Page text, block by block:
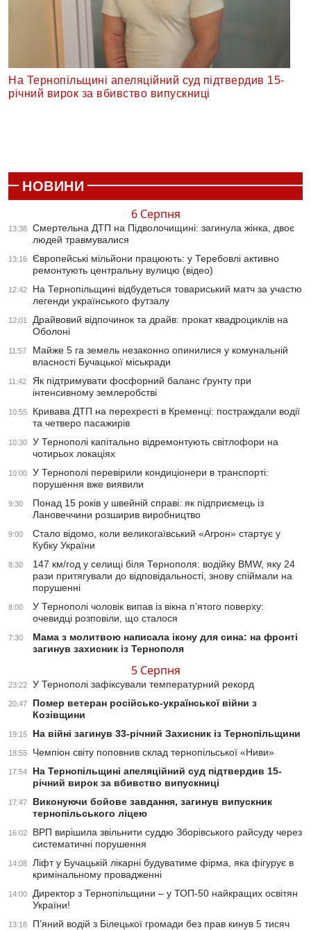
На Тернопільщині апеляційний суд підтвердив 15-
річний вирок за вбивство випускниці
НОВИНИ
6 Серпня
13:38
Смертельна ДТП на Підволочищині: загинула жінка, двоє
людей травмувалися
13:16
Європейські мільйони працюють: у Теребовлі активно
ремонтують центральну вулицю (відео)
12:42
На Тернопільщині відбудеться товариський матч за участю
легенди українського футзалу
12:01
Драйвовий відпочинок та драйв: прокат квадроциклів на
Оболоні
11:57
Майже 5 га земель незаконно опинилися у комунальній
власності Бучацької міськради
11:42
Як підтримувати фосфорний баланс ґрунту при
інтенсивному землеробстві
10:55
Кривава ДТП на перехресті в Кременці: постраждали водії
та четверо пасажирів
10:30
У Тернополі капітально відремонтують світлофори на
чотирьох локаціях
10:00
У Тернополі перевірили кондиціонери в транспорті:
порушення вже виявили
9:30
Понад 15 років у швейній справі: як підприємець із
Лановеччини розширив виробництво
9:00
Стало відомо, коли великогаївський «Агрон» стартує у
Кубку України
8:30
147 км/год у селищі біля Тернополя: водійку BMW, яку 24
рази притягували до відповідальності, знову спіймали на
порушенні
8:00
У Тернополі чоловік випав із вікна п’ятого поверху:
очевидці розповіли, що сталося
7:30
Мама з молитвою написала ікону для сина: на фронті
загинув захисник із Тернополя
5 Серпня
23:22 У Тернополі зафіксували температурний рекорд
20:47
Помер ветеран російсько-української війни з
Козівщини
19:15 На війні загинув 33-річний Захисник із Тернопільщини
18:55 Чемпіон світу поповнив склад тернопільської «Ниви»
17:54
На Тернопільщині апеляційний суд підтвердив 15-
річний вирок за вбивство випускниці
17:47
Виконуючи бойове завдання, загинув випускник
тернопільського ліцею
16:02
ВРП вирішила звільнити суддю Зборівського райсуду через
систематичні порушення
14:08
Ліфт у Бучацькій лікарні будуватиме фірма, яка фігурує в
кримінальному провадженні
14:00
Директор з Тернопільщини – у ТОП-50 найкращих освітян
України!
13:18 П’яний водій з Білецької громади без прав кинув 5 тисяч